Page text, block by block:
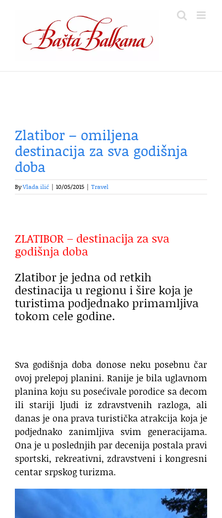
content
Zlatibor – omiljena
destinacija za sva godišnja
doba
ByVlada ilić 10/05/2015 Travel
ZLATIBOR – destinacija za sva
godišnja doba
Zlatibor je jedna od retkih
destinacija u regionu i šire koja je
turistima podjednako primamljiva
tokom cele godine.
Sva godišnja doba donose neku posebnu čar
ovoj prelepoj planini. Ranije je bila uglavnom
planina koju su posećivale porodice sa decom
ili stariji ljudi iz zdravstvenih razloga, ali
danas je ona prava turistička atrakcija koja je
podjednako zanimljiva svim generacijama.
Ona je u poslednjih par decenija postala pravi
sportski, rekreativni, zdravstveni i kongresni
centar srpskog turizma.